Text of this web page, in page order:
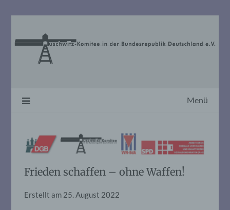
Menü
Frieden schaffen – ohne Waffen!
Erstellt am 25. August 2022